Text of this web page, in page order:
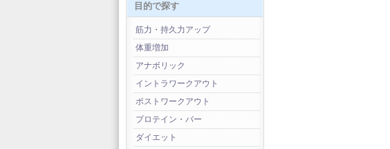
目的で探す
筋力・持久力アップ
体重増加
アナボリック
イントラワークアウト
ポストワークアウト
プロテイン・バー
ダイエット